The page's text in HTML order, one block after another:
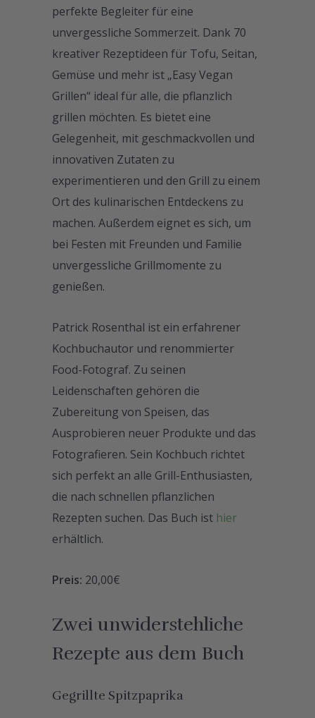
perfekte Begleiter für eine
unvergessliche Sommerzeit. Dank 70
kreativer Rezeptideen für Tofu, Seitan,
Gemüse und mehr ist „Easy Vegan
Grillen“ ideal für alle, die pflanzlich
grillen möchten. Es bietet eine
Gelegenheit, mit geschmackvollen und
innovativen Zutaten zu
experimentieren und den Grill zu einem
Ort des kulinarischen Entdeckens zu
machen. Außerdem eignet es sich, um
bei Festen mit Freunden und Familie
unvergessliche Grillmomente zu
genießen.
Patrick Rosenthal ist ein erfahrener
Kochbuchautor und renommierter
Food-Fotograf. Zu seinen
Leidenschaften gehören die
Zubereitung von Speisen, das
Ausprobieren neuer Produkte und das
Fotografieren. Sein Kochbuch richtet
sich perfekt an alle Grill-Enthusiasten,
die nach schnellen pflanzlichen
Rezepten suchen. Das Buch ist hier
erhältlich.
Preis: 20,00€
Zwei unwiderstehliche
Rezepte aus dem Buch
Gegrillte Spitzpaprika